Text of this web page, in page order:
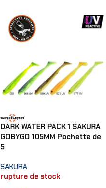
DARK WATER PACK 1 SAKURA
GOBYGO 105MM Pochette de
5
SAKURA
rupture de stock